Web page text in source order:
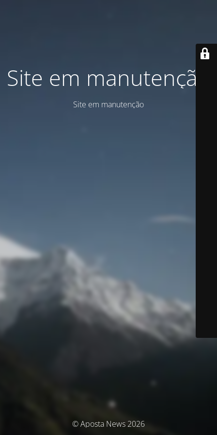
Site em manutenção
Site em manutenção
© Aposta News 2026